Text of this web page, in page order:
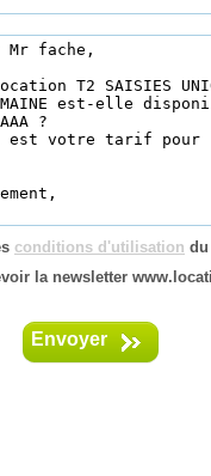
conditions d'utilisation
la newsletter
Envoyer